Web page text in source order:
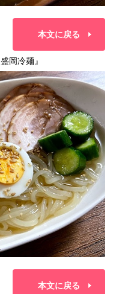
本文に戻る
岡冷麺』
本文に戻る